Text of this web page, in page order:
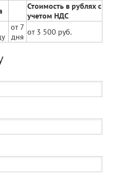
Стоимость в рублях с
учетом НДС
от 7
дня от 3 500 руб.